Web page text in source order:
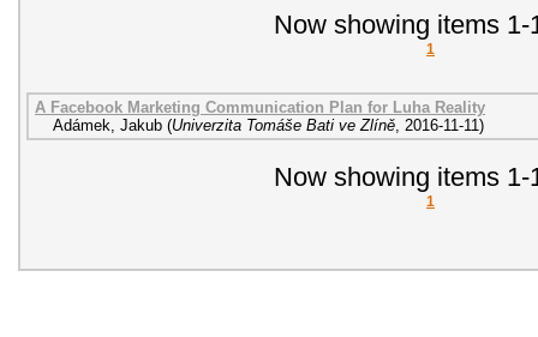
Now showing items 1-
1
A Facebook Marketing Communication Plan for Luha Reality
Adámek, Jakub (Univerzita Tomáše Bati ve Zlíně 2016-11-11)
Now showing items 1-
1